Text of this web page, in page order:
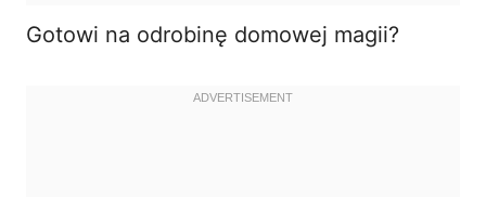
Gotowi na odrobinę domowej magii?